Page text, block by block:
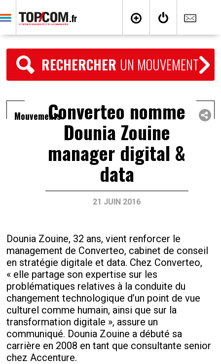
RECHERCHER UN MOUVEMENT
MouvementsConverteo nomme
Dounia Zouine
manager digital &
data
21 JUIN 2016
Dounia Zouine, 32 ans, vient renforcer le
management de Converteo, cabinet de conseil
en stratégie digitale et data. Chez Converteo,
« elle partage son expertise sur les
problématiques relatives à la conduite du
changement technologique d’un point de vue
culturel comme humain, ainsi que sur la
transformation digitale », assure un
communiqué. Dounia Zouine a débuté sa
carrière en 2008 en tant que consultante senior
chez Accenture.